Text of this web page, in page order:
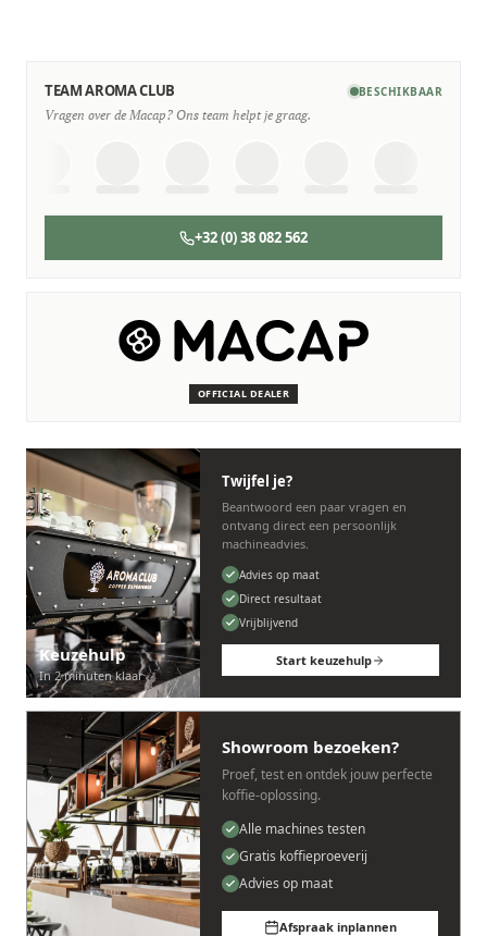
TEAM AROMA CLUB BESCHIKBAAR
Vragen over de Macap? Ons team helpt je graag.
+32 (0) 38 082 562
OFFICIAL DEALER
Wij staan voor je klaar
Deskundige monteurs die verstand hebben van Macap
Persoonlijk, snel en zonder gedoe.
Keuzehulp
In 2 minuten klaar
Twijfel je?
Beantwoord een paar vragen en
ontvang direct een persoonlijk
machineadvies.
Advies op maat
Direct resultaat
Vrijblijvend
Start keuzehulp
Showroom bezoeken?
Proef, test en ontdek jouw perfecte
koffie-oplossing.
Alle machines testen
Gratis koffieproeverij
Advies op maat
Afspraak inplannen